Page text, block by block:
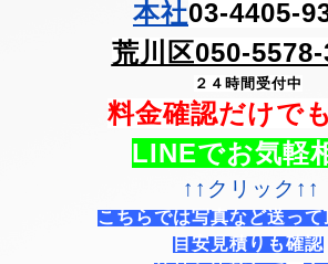
本社03-4405-
荒川区050-
２４時間受付中
料金確認だけで
LINEでお気軽
↑↑クリック↑↑
こちらでは写真など送っ
目安見積りも確認